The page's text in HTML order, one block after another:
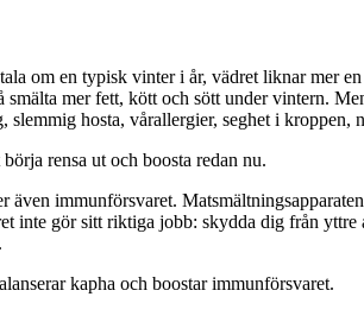
om en typisk vinter i år, vädret liknar mer
mer fett, kött och sött under vintern.
hosta, vårallergier, seghet i kroppen,
rensa ut och boosta redan nu.
immunförsvaret.
inte gör sitt riktiga jobb: skydda dig från
kapha och boostar immunförsvaret.